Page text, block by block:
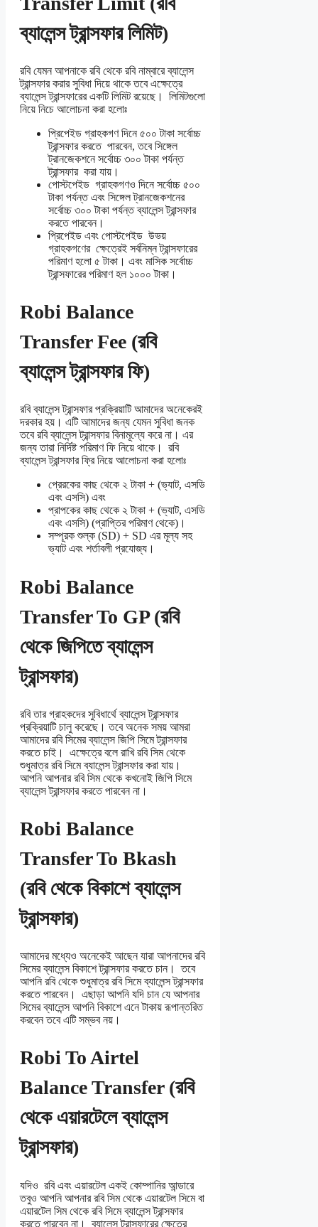
ব্যালেন্স ট্রান্সফার লিমিট)
রবি যেমন আপনাকে রবি থেকে রবি নাম্বারে ব্যালেন্স
ট্রান্সফার করার সুবিধা দিয়ে থাকে তবে এক্ষেত্রে
ব্যালেন্স ট্রান্সফারের একটি লিমিট রয়েছে। লিমিটগুলো
নিয়ে নিচে আলোচনা করা হলোঃ
প্রিপেইড গ্রাহকগণ দিনে ৫০০ টাকা সর্বোচ্চ
ট্রান্সফার করতে পারবেন, তবে সিঙ্গেল
ট্রানজেকশনে সর্বোচ্চ ৩০০ টাকা পর্যন্ত
ট্রান্সফার করা যায়।
পোস্টপেইড গ্রাহকগণও দিনে সর্বোচ্চ ৫০০
টাকা পর্যন্ত এবং সিঙ্গেল ট্রানজেকশনের
সর্বোচ্চ ৩০০ টাকা পর্যন্ত ব্যালেন্স ট্রান্সফার
করতে পারবেন।
প্রিপেইড এবং পোস্টপেইড উভয়
গ্রাহকগণের ক্ষেত্রেই সর্বনিম্ন ট্রান্সফারের
পরিমাণ হলো ৫ টাকা। এবং মাসিক সর্বোচ্চ
ট্রান্সফারের পরিমাণ হল ১০০০ টাকা।
Robi Balance
Transfer Fee (রবি
ব্যালেন্স ট্রান্সফার ফি)
রবি ব্যালেন্স ট্রান্সফার প্রক্রিয়াটি আমাদের অনেকেরই
দরকার হয়। এটি আমাদের জন্য যেমন সুবিধা জনক
তবে রবি ব্যালেন্স ট্রান্সফার বিনামূল্যে করে না। এর
জন্য তারা নির্দিষ্ট পরিমাণ ফি নিয়ে থাকে। রবি
ব্যালেন্স ট্রান্সফার ফ্রি নিয়ে আলোচনা করা হলোঃ
প্রেরকের কাছ থেকে ২ টাকা + (ভ্যাট, এসডি
এবং এসসি) এবং
প্রাপকের কাছ থেকে ২ টাকা + (ভ্যাট, এসডি
এবং এসসি) (প্রাপ্তির পরিমাণ থেকে)।
সম্পূরক শুল্ক (SD) + SD এর মূল্য সহ
ভ্যাট এবং শর্তাবলী প্রযোজ্য।
Robi Balance
Transfer To GP (রবি
থেকে জিপিতে ব্যালেন্স
ট্রান্সফার)
রবি তার গ্রাহকদের সুবিধার্থে ব্যালেন্স ট্রান্সফার
প্রক্রিয়াটি চালু করেছে। তবে অনেক সময় আমরা
আমাদের রবি সিমের ব্যালেন্স জিপি সিমে ট্রান্সফার
করতে চাই। এক্ষেত্রে বলে রাখি রবি সিম থেকে
শুধুমাত্র রবি সিমে ব্যালেন্স ট্রান্সফার করা যায়।
আপনি আপনার রবি সিম থেকে কখনোই জিপি সিমে
ব্যালেন্স ট্রান্সফার করতে পারবেন না।
Robi Balance
Transfer To Bkash
(রবি থেকে বিকাশে ব্যালেন্স
ট্রান্সফার)
আমাদের মধ্যেও অনেকেই আছেন যারা আপনাদের রবি
সিমের ব্যালেন্স বিকাশে ট্রান্সফার করতে চান। তবে
আপনি রবি থেকে শুধুমাত্র রবি সিমে ব্যালেন্স ট্রান্সফার
করতে পারবেন। এছাড়া আপনি যদি চান যে আপনার
সিমের ব্যালেন্স আপনি বিকাশে এনে টাকায় রূপান্তরিত
করবেন তবে এটি সম্ভব নয়।
Robi To Airtel
Balance Transfer (রবি
থেকে এয়ারটেলে ব্যালেন্স
ট্রান্সফার)
যদিও রবি এবং এয়ারটেল একই কোম্পানির আন্ডারে
তবুও আপনি আপনার রবি সিম থেকে এয়ারটেল সিমে বা
এয়ারটেল সিম থেকে রবি সিমে ব্যালেন্স ট্রান্সফার
করতে পারবেন না। ব্যালেন্স ট্রান্সফারের ক্ষেত্রে